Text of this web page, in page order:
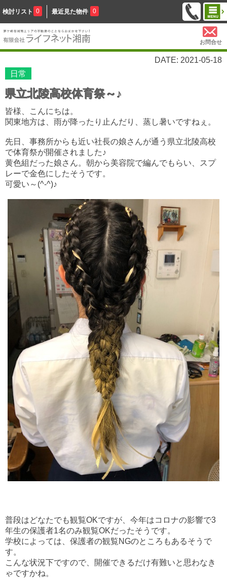
検討リスト 0 最近見た物件 0
お問合せ
DATE: 2021-05-18
日常
県立北陵高校体育祭～♪
皆様、こんにちは。
関東地方は、雨が降ったり止んだり、蒸し暑いですねぇ。
先日、事務所からも近い社長の娘さんが通う県立北陵高校
で体育祭が開催されました♪
黄色組だった娘さん。朝から美容院で編んでもらい、スプ
レーで金色にしたそうです。
可愛い～(^-^)♪
普段はどなたでも観覧OKですが、今年はコロナの影響で3
年生の保護者1名のみ観覧OKだったそうです。
学校によっては、保護者の観覧NGのところもあるそうで
す。
こんな状況下ですので、開催できるだけ有難いと思わなき
ゃですかね。